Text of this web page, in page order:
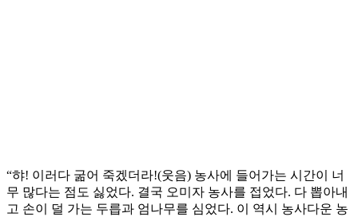
“햐! 이러다 굶어 죽겠더라!(웃음) 농사에 들어가는 시간이 너
무 많다는 점도 싫었다. 결국 오미자 농사를 접었다. 다 뽑아내
고 손이 덜 가는 두릅과 엄나무를 심었다. 이 역시 농사다운 농